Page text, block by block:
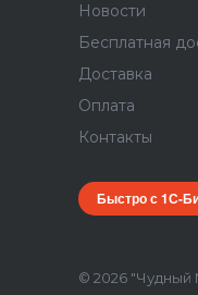
Новости
Бесплатная
Доставка
Оплата
Контакты
Быстро с 1С-
© 2026